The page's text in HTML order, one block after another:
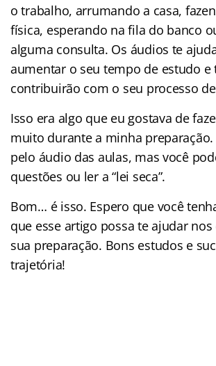
o trabalho, arrumando a casa,
física, esperando na fila do banco
alguma consulta. Os áudios te
aumentar o seu tempo de estudo e
contribuirão com o seu processo
Isso era algo que eu gostava de
muito durante a minha preparação.
pelo áudio das aulas, mas você
questões ou ler a “lei seca”.
Bom… é isso. Espero que você
que esse artigo possa te ajudar
sua preparação. Bons estudos e
trajetória!